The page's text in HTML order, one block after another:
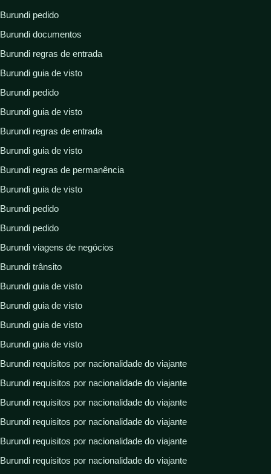
Burundi pedido
Burundi documentos
Burundi regras de entrada
Burundi guia de visto
Burundi pedido
Burundi guia de visto
Burundi regras de entrada
Burundi guia de visto
Burundi regras de permanência
Burundi guia de visto
Burundi pedido
Burundi pedido
Burundi viagens de negócios
Burundi trânsito
Burundi guia de visto
Burundi guia de visto
Burundi guia de visto
Burundi guia de visto
Burundi requisitos por nacionalidade do viajante
Burundi requisitos por nacionalidade do viajante
Burundi requisitos por nacionalidade do viajante
Burundi requisitos por nacionalidade do viajante
Burundi requisitos por nacionalidade do viajante
Burundi requisitos por nacionalidade do viajante